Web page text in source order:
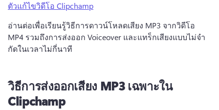
ตัวแก้ไขวิดีโอ Clipchamp
อ่านต่อเพื่อเรียนรู้วิธีการดาวน์โหลดเสียง MP3 จากวิดีโอ
MP4 รวมถึงการส่งออก Voiceover และแทร็กเสียงแบบไม่จํา
กัดในเวลาไม่กี่นาที
วิธีการส่งออกเสียง MP3 เฉพาะใน
Clipchamp